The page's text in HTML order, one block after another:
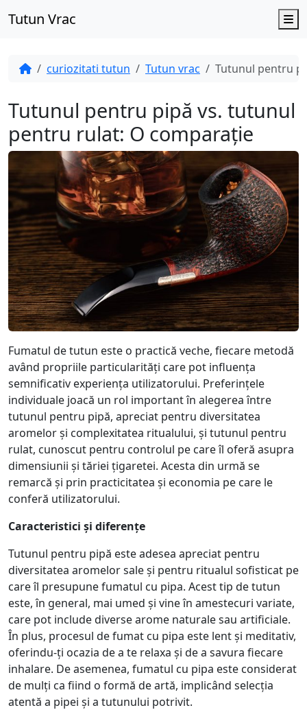
Tutun Vrac
curiozitati tutun Tutun vrac Tutunul pentru
Tutunul pentru pipă vs. tutunul
pentru rulat: O comparație
Fumatul de tutun este o practică veche, fiecare metodă
având propriile particularități care pot influența
semnificativ experiența utilizatorului. Preferințele
individuale joacă un rol important în alegerea între
tutunul pentru pipă, apreciat pentru diversitatea
aromelor și complexitatea ritualului, și tutunul pentru
rulat, cunoscut pentru controlul pe care îl oferă asupra
dimensiunii și tăriei țigaretei. Acesta din urmă se
remarcă și prin practicitatea și economia pe care le
conferă utilizatorului.
Caracteristici și diferențe
Tutunul pentru pipă este adesea apreciat pentru
diversitatea aromelor sale și pentru ritualul sofisticat pe
care îl presupune fumatul cu pipa. Acest tip de tutun
este, în general, mai umed și vine în amestecuri variate,
care pot include diverse arome naturale sau artificiale.
În plus, procesul de fumat cu pipa este lent și meditativ,
oferindu-ți ocazia de a te relaxa și de a savura fiecare
inhalare. De asemenea, fumatul cu pipa este considerat
de mulți ca fiind o formă de artă, implicând selecția
atentă a pipei și a tutunului potrivit.